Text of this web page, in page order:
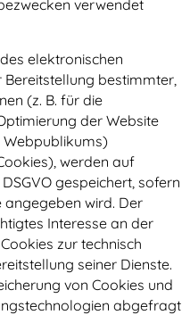
verwendet
elektronischen
bestimmter,
(z. B. für die
der Website
Webpublikums)
werden auf
gespeichert, sofern
wird. Der
Interesse an der
zur technisch
seiner Dienste.
von Cookies und
abgefragt